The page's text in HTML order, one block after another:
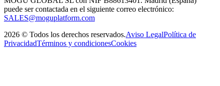
puede ser contactada en el siguiente correo electrónico:
SALES@moguplatform.com
2026 © Todos los derechos reservados.Aviso LegalPolítica de
PrivacidadTérminos y condicionesCookies